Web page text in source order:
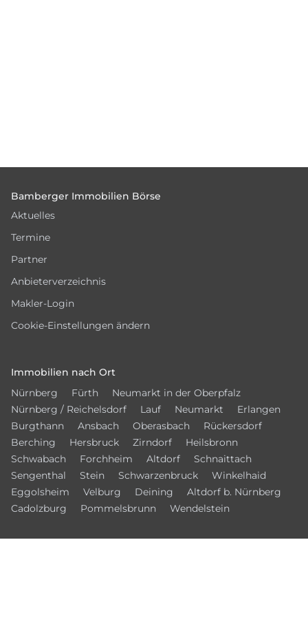
Bamberger Immobilien Börse
Aktuelles
Termine
Partner
Anbieterverzeichnis
Makler-Login
Cookie-Einstellungen ändern
Immobilien nach Ort
Nürnberg
Fürth
Neumarkt in der Oberpfalz
Nürnberg / Reichelsdorf
Lauf Neumarkt
Erlangen
Burgthann
Ansbach Oberasbach
Rückersdorf
Berching
Hersbruck Zirndorf
Heilsbronn
Schwabach
Forchheim Altdorf
Schnaittach
Sengenthal
Stein Schwarzenbruck
Winkelhaid
Eggolsheim
Velburg Deining
Altdorf b. Nürnberg
Cadolzburg
Pommelsbrunn Wendelstein